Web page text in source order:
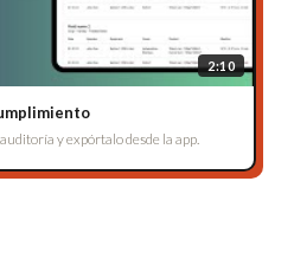
2:10
y expórtalo desde la app.